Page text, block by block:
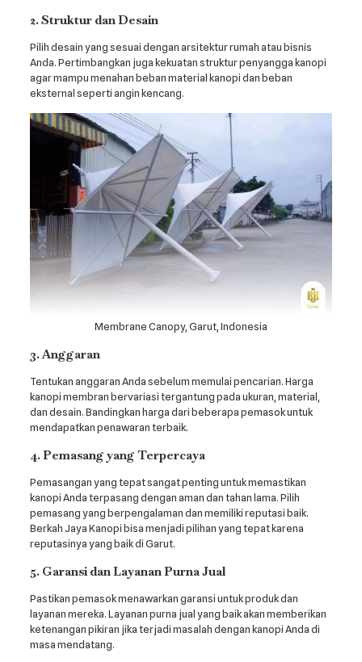
2. Struktur dan Desain
Pilih desain yang sesuai dengan arsitektur rumah atau bisnis
Anda. Pertimbangkan juga kekuatan struktur penyangga kanopi
agar mampu menahan beban material kanopi dan beban
eksternal seperti angin kencang.
Membrane Canopy, Garut, Indonesia
3. Anggaran
Tentukan anggaran Anda sebelum memulai pencarian. Harga
kanopi membran bervariasi tergantung pada ukuran, material,
dan desain. Bandingkan harga dari beberapa pemasok untuk
mendapatkan penawaran terbaik.
4. Pemasang yang Terpercaya
Pemasangan yang tepat sangat penting untuk memastikan
kanopi Anda terpasang dengan aman dan tahan lama. Pilih
pemasang yang berpengalaman dan memiliki reputasi baik.
Berkah Jaya Kanopi bisa menjadi pilihan yang tepat karena
reputasinya yang baik di Garut.
5. Garansi dan Layanan Purna Jual
Pastikan pemasok menawarkan garansi untuk produk dan
layanan mereka. Layanan purna jual yang baik akan memberikan
ketenangan pikiran jika terjadi masalah dengan kanopi Anda di
masa mendatang.